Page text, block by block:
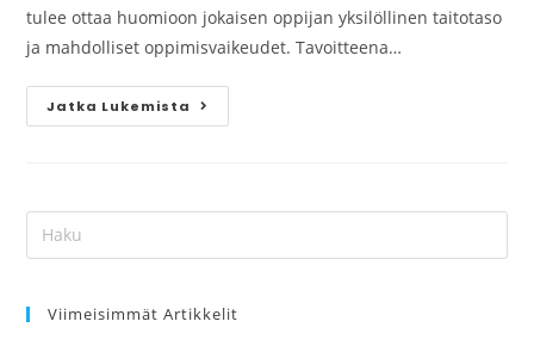
tulee ottaa huomioon jokaisen oppijan yksilöllinen taitotaso
ja mahdolliset oppimisvaikeudet. Tavoitteena…
Jatka Lukemista
Viimeisimmät Artikkelit